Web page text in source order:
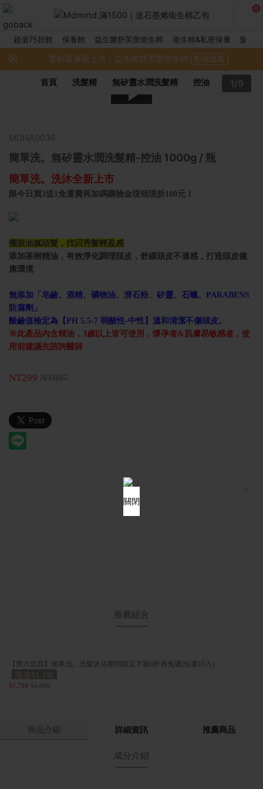
關閉
0
超值75折館 保養館 益生菌舒芙蕾衛生棉 衛生棉&私密保養 髮品館
柔軟親膚新上市｜益生菌舒芙蕾衛生棉 點我逛逛
首頁 洗髮精 無矽靈水潤洗髮精 控油 1/9
MDHA0036
簡單洗。無矽靈水潤洗髮精-控油 1000g / 瓶
簡單洗。洗沐全新上市
限今日買3送1免運費再加碼購物金現領現折100元！
擺脫油膩頭髮，找回秀髮輕盈感
添加茶樹精油，有效淨化調理頭皮，舒緩頭皮不適感，打造頭皮健
康環境
無添加「皂鹼、酒精、礦物油、滑石粉、矽靈、石蠟、PARABENS
防腐劑」
酸鹼值檢定為【PH 5.5-7 弱酸性-中性】溫和清潔不傷頭皮。
※此產品內含精油，3歲以上皆可使用，懷孕者&肌膚易敏感者，使
用前建議先諮詢醫師
NT299 NT897
推薦組合
【買六送四】簡單洗。洗髮沐浴期間限定下殺6折再免運(任選10入)
現省$1,196
$1,794 $2,990
詳細資訊 推薦商品
成分介紹